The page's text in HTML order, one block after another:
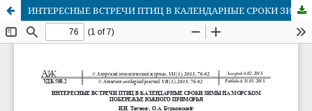
ИНТЕРЕСНЫЕ ВСТРЕЧИ ПТИЦ В КАЛЕНДАРНЫЕ СРОКИ ЗИМЫ НА МОРСКОМ ПОБЕРЕЖЬЕ ЮЖНОГО ПРИМОРЬЯ